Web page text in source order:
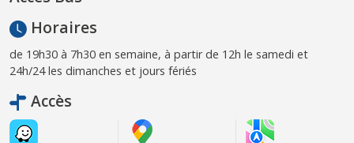
Horaires
de 19h30 à 7h30 en semaine, à partir de 12h le samedi et
24h/24 les dimanches et jours fériés
Accès